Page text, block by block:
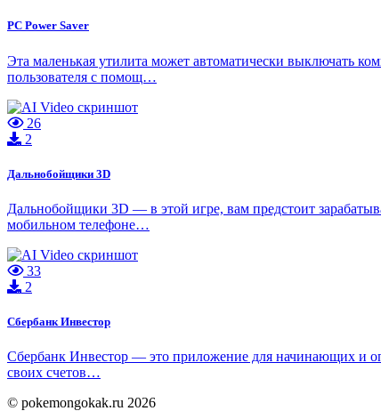
PC Power Saver
Эта маленькая утилита может автоматически выключать
пользователя с помощ…
26
2
Дальнобойщики 3D
Дальнобойщики 3D — в этой игре, вам предстоит
мобильном телефоне…
33
2
Сбербанк Инвестор
Сбербанк Инвестор — это приложение для начинающих и
своих счетов…
© pokemongokak.ru 2026